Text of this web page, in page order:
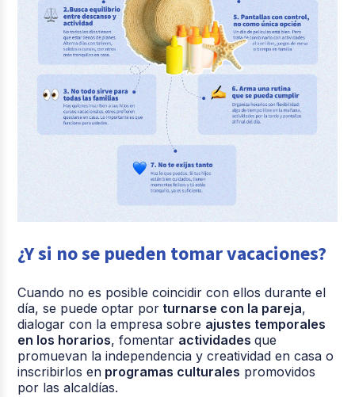
¿Y si no se pueden tomar vacaciones?
Cuando no es posible coincidir con ellos durante el
día, se puede optar por turnarse con la pareja,
dialogar con la empresa sobre ajustes temporales
en los horarios, fomentar actividadesque
promuevan la independencia y creatividad en casa o
inscribirlos en programas culturales promovidos
por las alcaldías.